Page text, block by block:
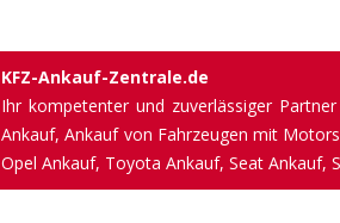
KFZ-Ankauf-Zentrale.de
Ihr kompetenter und zuverlässiger
Ankauf, Ankauf von Fahrzeugen mit
Opel Ankauf, Toyota Ankauf, Seat Ankauf,